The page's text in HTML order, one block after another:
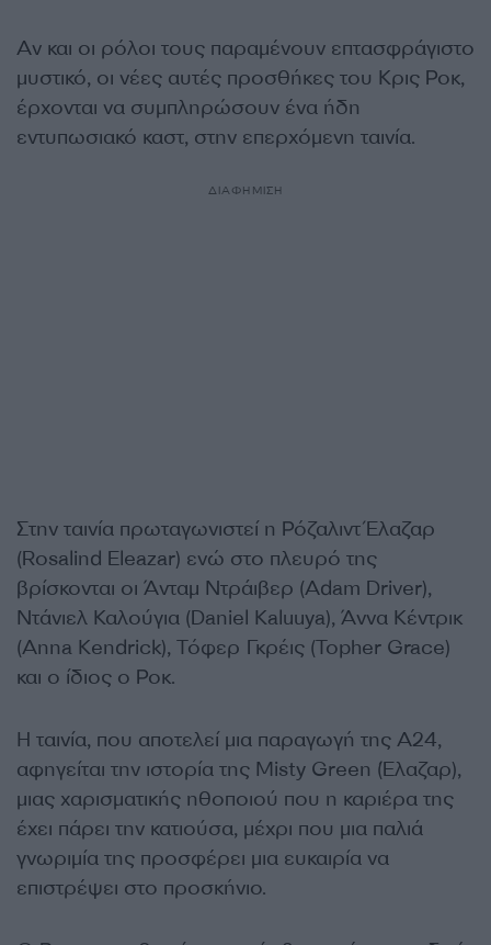
Αν και οι ρόλοι τους παραμένουν επτασφράγιστο
μυστικό, οι νέες αυτές προσθήκες του Κρις Ροκ,
έρχονται να συμπληρώσουν ένα ήδη
εντυπωσιακό καστ, στην επερχόμενη ταινία.
ΔΙΑΦΗΜΙΣΗ
Στην ταινία πρωταγωνιστεί η Ρόζαλιντ Έλαζαρ
(Rosalind Eleazar) ενώ στο πλευρό της
βρίσκονται οι Άνταμ Ντράιβερ (Adam Driver),
Ντάνιελ Καλούγια (Daniel Kaluuya), Άννα Κέντρικ
(Anna Kendrick), Τόφερ Γκρέις (Topher Grace)
και ο ίδιος ο Ροκ.
Η ταινία, που αποτελεί μια παραγωγή της A24,
αφηγείται την ιστορία της Misty Green (Έλαζαρ),
μιας χαρισματικής ηθοποιού που η καριέρα της
έχει πάρει την κατιούσα, μέχρι που μια παλιά
γνωριμία της προσφέρει μια ευκαιρία να
επιστρέψει στο προσκήνιο.